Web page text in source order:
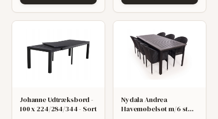
Johanne Udtræksbord -
100 x 224/284/344 - Sort
Nydala Andrea
Havemøbelsøt m/6 stole